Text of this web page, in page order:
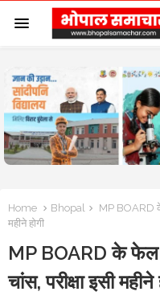
Home Bhopal
MP BOARD के
महीने होगी
MP BOARD के फेल
चांस, परीक्षा इसी महीने